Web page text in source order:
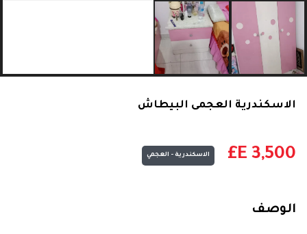
الاسكندرية العجمى البيطاش
E£ 3,500 الاسكندرية - العجمي
الوصف